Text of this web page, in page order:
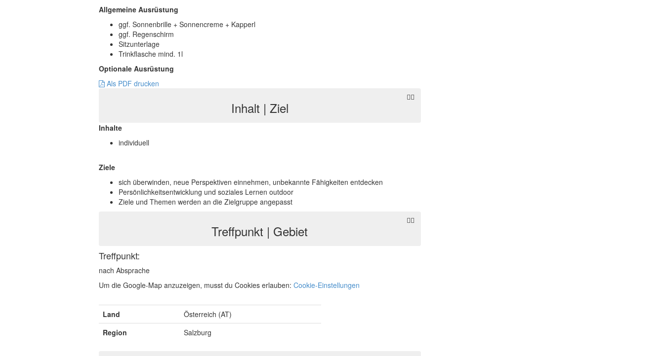
Allgemeine Ausrüstung
ggf. Sonnenbrille + Sonnencreme + Kapperl
ggf. Regenschirm
Sitzunterlage
Trinkflasche mind. 1l
Optionale Ausrüstung
Als PDF drucken
Inhalt | Ziel
Inhalte
individuell
Ziele
sich überwinden, neue Perspektiven einnehmen, unbekannte Fähigkeiten entdecken
Persönlichkeitsentwicklung und soziales Lernen outdoor
Ziele und Themen werden an die Zielgruppe angepasst
Treffpunkt | Gebiet
Treffpunkt:
nach Absprache
Um die Google-Map anzuzeigen, musst du Cookies erlauben: Cookie-Einstellungen
Land
Österreich (AT)
Region
Salzburg